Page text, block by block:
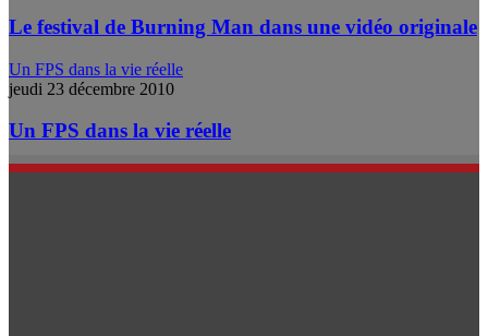
Le festival de Burning Man dans une vidéo originale
Un FPS dans la vie réelle
jeudi 23 décembre 2010
Un FPS dans la vie réelle